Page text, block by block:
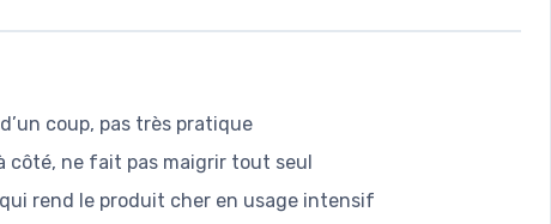
coup, pas très pratique
côté, ne fait pas maigrir tout seul
rend le produit cher en usage intensif